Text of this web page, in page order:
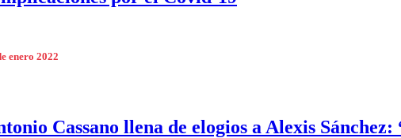
enero 2022
Cassano llena de elogios a Alexis Sánchez: